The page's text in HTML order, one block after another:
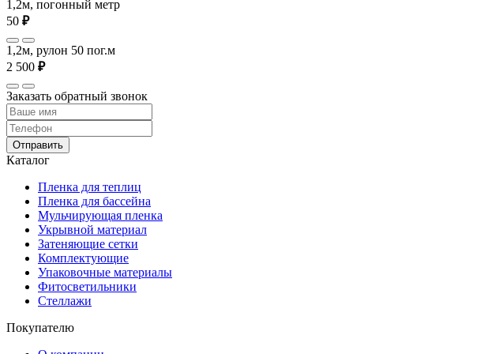
1,2м, погонный метр
50 ₽
1,2м, рулон 50 пог.м
2 500 ₽
Заказать обратный звонок
Отправить
Каталог
Пленка для теплиц
Пленка для бассейна
Мульчирующая пленка
Укрывной материал
Затеняющие сетки
Комплектующие
Упаковочные материалы
Фитосветильники
Стеллажи
Покупателю